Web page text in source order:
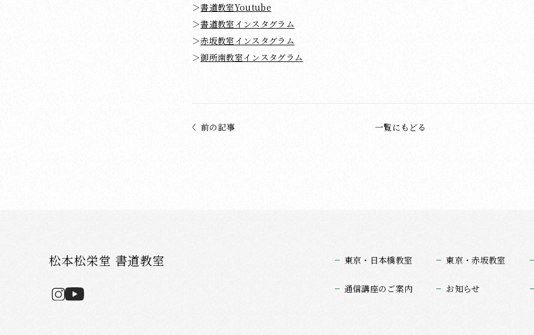
＞書道教室Youtube
＞書道教室インスタグラム
＞赤坂教室インスタグラム
＞御所南教室インスタグラム
前の記事 一覧にもどる
松本松栄堂 書道教室 東京・日本橋教室 東京・赤坂教室
通信講座のご案内 お知らせ